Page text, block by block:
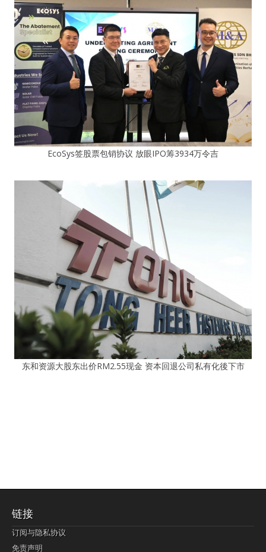
EcoSys签股票包销协议 放眼IPO筹3934万令吉
东和资源大股东出价RM2.55现金 资本回退公司私有化後下市
链接
订阅与隐私协议
免责声明